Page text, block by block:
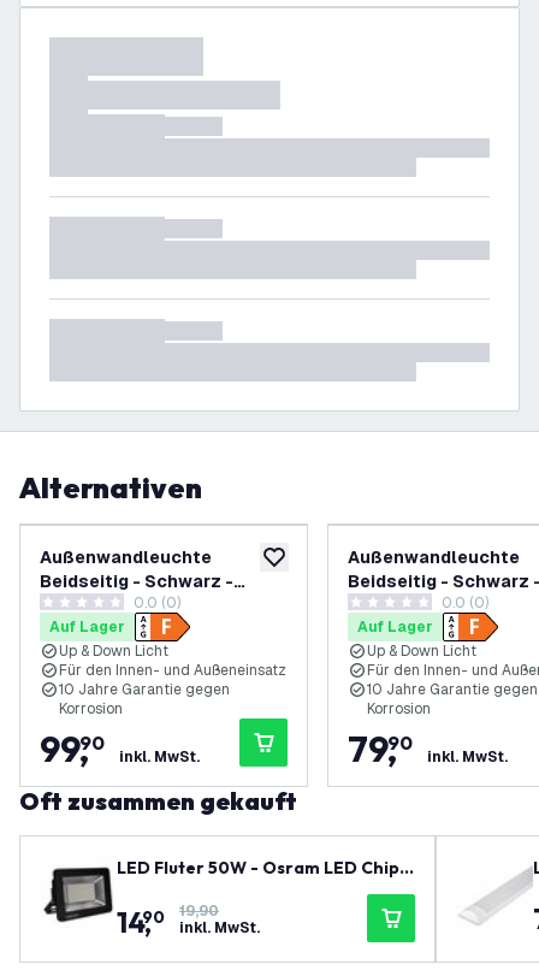
Alternativen
zur Wunschliste hinzufügen
Außenwandleuchte
Beidseitig - Schwarz -
Integrierte LED - IP44 -
Canto 2 - 10 Jahre Garantie
0 Bewertungssterne
0.0 (0)
Auf Lager
Up & Down Licht
Für den Innen- und Außeneinsatz
10 Jahre Garantie gegen
Korrosion
99,
90
inkl. MwSt.
Außenwandleuchte
Beidseitig - Schwarz
Integrierte LED - IP44
Canto Kubi 2 - 10
Garantie
0 Bewertungssterne
0.0 (0)
Auf Lager
Up & Down Licht
Für den Innen- und
10 Jahre Garantie gegen
Korrosion
79,
90
inkl. MwSt.
Oft zusammen gekauft
LED Fluter 50W - Osram LED Chips
14,
90
19,90
inkl. MwSt.